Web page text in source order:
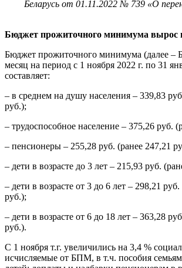
Беларусь от 01.11.2022 № 739 «О
Бюджет прожиточного минимума вырос
Бюджет прожиточного минимума (далее –
месяц на период с 1 ноября 2022 г. по 31
составляет:
– в среднем на душу населения – 339,83
руб.);
– трудоспособное население – 375,26 руб.
– пенсионеры – 255,28 руб. (ранее 247,21
– дети в возрасте до 3 лет – 215,93 руб.
– дети в возрасте от 3 до 6 лет – 298,21
руб.);
– дети в возрасте от 6 до 18 лет – 363,28
руб.).
С 1 ноября т.г. увеличились на 3,4 %
исчисляемые от БПМ, в т.ч. пособия